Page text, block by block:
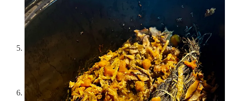
Sin apagar el slow cooker, saca la mitad de las setas cocinadas
y tritúralas con 100 ml de agua en la batidora hasta que quede
un líquido cremoso. Vierte sobre la otra mitad de las setas, que
habrán quedado enteras, y mezcla.
Sigue cocinando en ALTA.